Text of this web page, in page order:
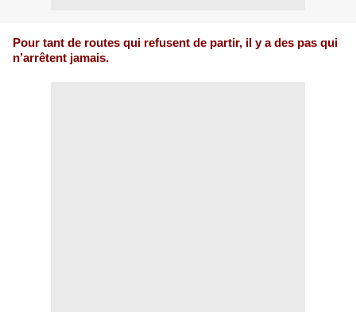
Pour tant de routes qui refusent de partir, il y a des pas qui
n’arrêtent jamais.